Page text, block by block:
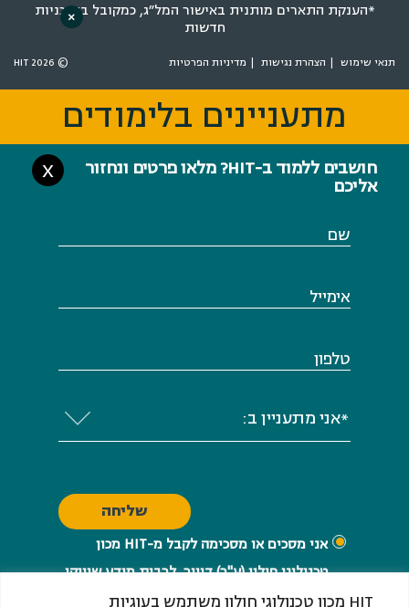
HIT מכון טכנולוגי חולון משתמש בעוגיות
*הענקת התארים מותנית באישור המל״ג, כמקובל בתוכניות
חדשות
תנאי שימוש הצהרת נגישות מדיניות הפרטיות © 2026 HIT
מתעניינים בלימודים
חושבים ללמוד ב-HIT? מלאו פרטים ונחזור
אליכם
X
שם
אימייל
טלפון
*אני מתעניין ב:
אני מסכים או מסכימה לקבל מ-HIT ​​​​​​​מכון
טכנולוגי חולון (ע"ר) דיוור, לרבות מידע שיווקי
בכל אמצעי המדיה בהתאם לחוק התקשורת
מתעניינים בלימודים
×